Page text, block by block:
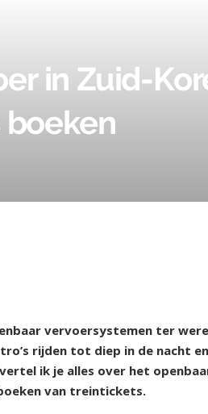
in Zuid-
vervoersystemen ter
rijden tot diep in de nacht
ik je alles over het
van treintickets.